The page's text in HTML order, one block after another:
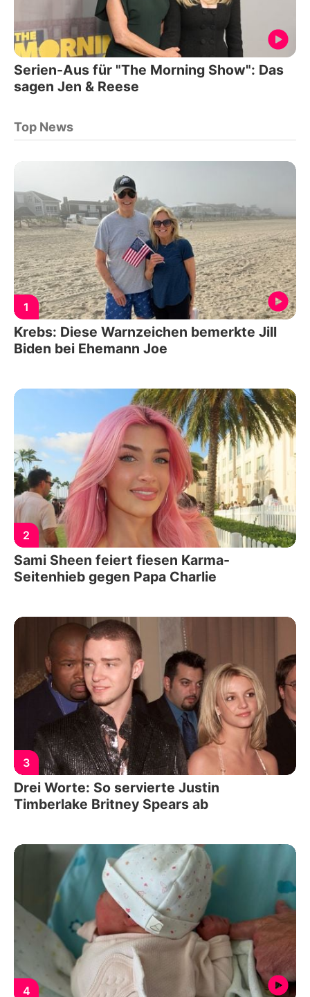
Serien-Aus für "The Morning Show": Das
sagen Jen & Reese
Top News
1
Krebs: Diese Warnzeichen bemerkte Jill
Biden bei Ehemann Joe
2
Sami Sheen feiert fiesen Karma-
Seitenhieb gegen Papa Charlie
3
Drei Worte: So servierte Justin
Timberlake Britney Spears ab
4